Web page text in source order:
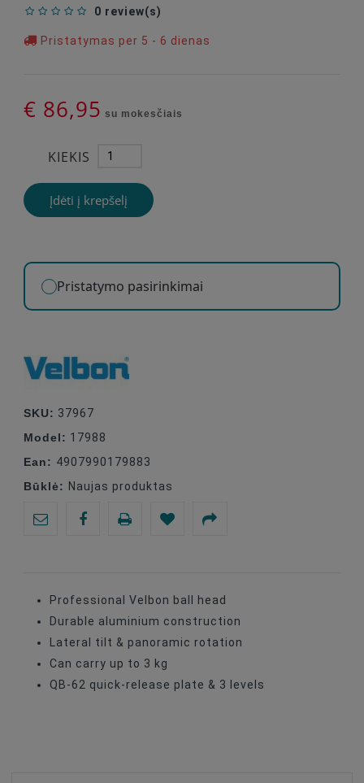
0 review(s)
Pristatymas per 5 - 6 dienas
€ 86,95 su mokesčiais
KIEKIS
Įdėti į krepšelį
Pristatymo pasirinkimai
SKU: 37967
Model: 17988
Ean: 4907990179883
Būklė: Naujas produktas
Professional Velbon ball head
Durable aluminium construction
Lateral tilt & panoramic rotation
Can carry up to 3 kg
QB-62 quick-release plate & 3 levels